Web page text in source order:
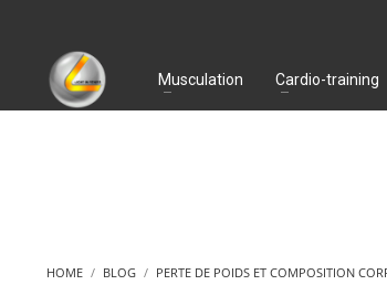
Musculation Cardio-training
HOME BLOG PERTE DE POIDS ET COMPOSITION